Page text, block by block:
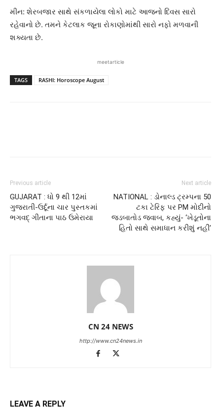
મીન: શેરબજાર સાથે સંકળાયેલા લોકો માટે આજનો દિવસ સારો
રહેવાનો છે. તમને કેટલાક જૂના રોકાણોમાંથી સારો નફો મળવાની
શક્યતા છે.
meetarticle
TAGS RASHI: Horoscope August
Previous article
GUJARAT : ધો 9 થી 12માં
ગુજરાતી-ઉર્દૂના ચાર પુસ્તકમાં
ભગવદ્ ગીતાના પાઠ ઉમેરાયા
Next article
NATIONAL : ડોનાલ્ડ ટ્રમ્પના 50
ટકા ટેરિફ પર PM મોદીનો
જડબાતોડ જવાબ, કહ્યું- ‘ખેડૂતોના
હિતો સાથે સમાધાન કરીશું નહીં’
CN 24 NEWS
http://www.cn24news.in
LEAVE A REPLY